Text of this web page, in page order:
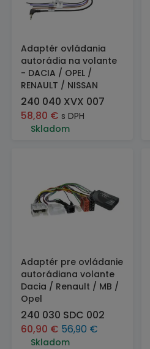
Adaptér ovládania
autorádia na volante
- DACIA / OPEL /
RENAULT / NISSAN
240 040 XVX 007
58,80 € s DPH
Skladom
Adaptér pre ovládanie
autorádiana volante
Dacia / Renault / MB /
Opel
240 030 SDC 002
60,90 € 56,90 €
Skladom